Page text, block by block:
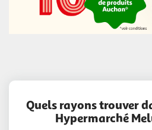
Quels rayons trouver
Hypermarché